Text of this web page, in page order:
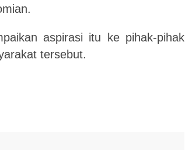
aspirasi itu ke pihak-pihak
tersebut.